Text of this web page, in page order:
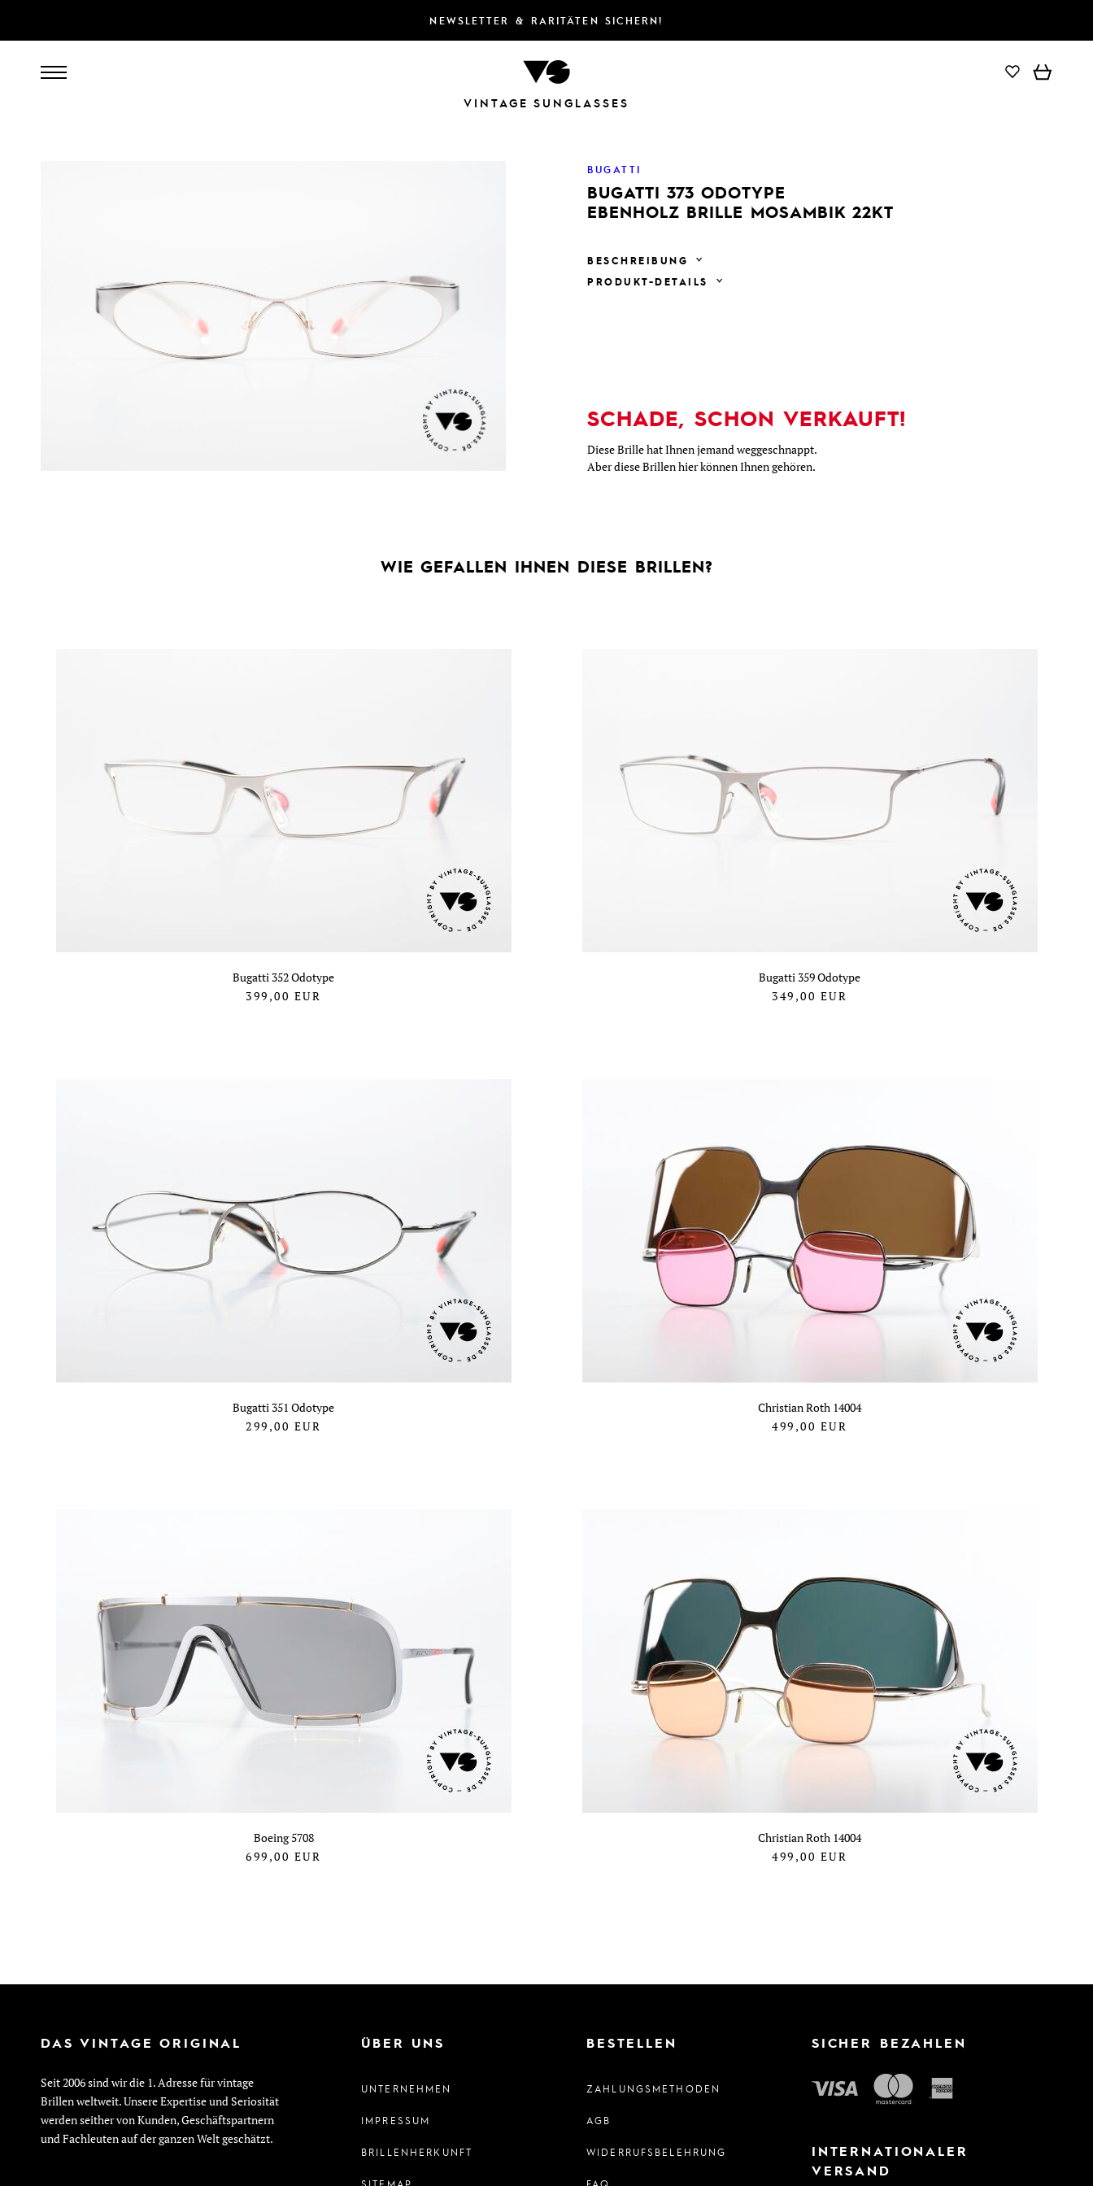
NEWSLETTER & RARITÄTEN SICHERN!
VINTAGE SUNGLASSES
BUGATTI
BUGATTI 373 ODOTYPE
EBENHOLZ BRILLE MOSAMBIK 22KT
BESCHREIBUNG
PRODUKT-DETAILS
SCHADE, SCHON VERKAUFT!
Diese Brille hat Ihnen jemand weggeschnappt.
Aber diese Brillen hier können Ihnen gehören.
WIE GEFALLEN IHNEN DIESE BRILLEN?
Bugatti 352 Odotype
399,00 EUR
Bugatti 359 Odotype
349,00 EUR
Bugatti 351 Odotype
299,00 EUR
Christian Roth 14004
499,00 EUR
Boeing 5708
699,00 EUR
Christian Roth 14004
499,00 EUR
DAS VINTAGE ORIGINAL
Seit 2006 sind wir die 1. Adresse für vintage
Brillen weltweit. Unsere Expertise und Seriosität
werden seither von Kunden, Geschäftspartnern
und Fachleuten auf der ganzen Welt geschätzt.
ÜBER UNS
UNTERNEHMEN
IMPRESSUM
BRILLENHERKUNFT
BESTELLEN
ZAHLUNGSMETHODEN
AGB
WIDERRUFSBELEHRUNG
SICHER BEZAHLEN
INTERNATIONALER
VERSAND